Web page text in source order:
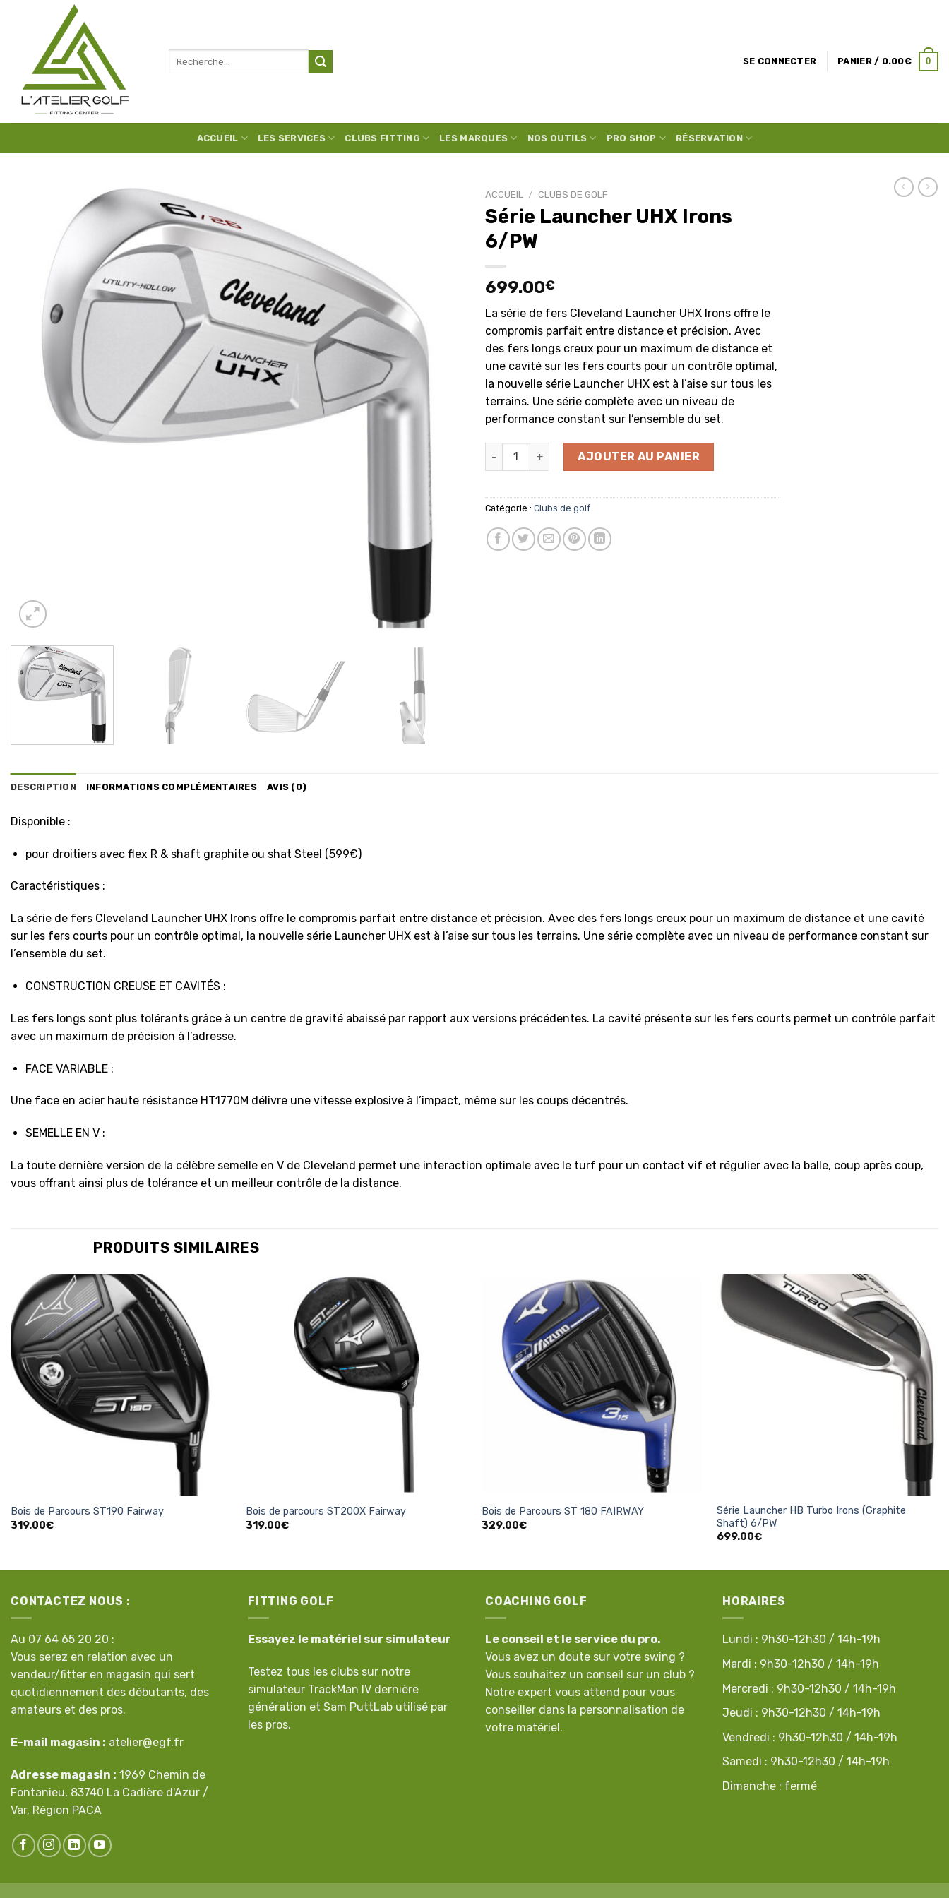
SE CONNECTER PANIER / 0.00€ 0
ACCUEIL LES SERVICES CLUBS FITTING LES MARQUES NOS OUTILS PRO SHOP RÉSERVATION
ACCUEIL / CLUBS DE GOLF
Série Launcher UHX Irons
6/PW
699.00€
La série de fers Cleveland Launcher UHX Irons offre le
compromis parfait entre distance et précision. Avec
des fers longs creux pour un maximum de distance et
une cavité sur les fers courts pour un contrôle optimal,
la nouvelle série Launcher UHX est à l’aise sur tous les
terrains. Une série complète avec un niveau de
performance constant sur l’ensemble du set.
quantité de Série Launcher UHX Irons 6/PW
AJOUTER AU PANIER
Catégorie : Clubs de golf
DESCRIPTION INFORMATIONS COMPLÉMENTAIRES AVIS (0)
Disponible :
pour droitiers avec flex R & shaft graphite ou shat Steel (599€)
Caractéristiques :
La série de fers Cleveland Launcher UHX Irons offre le compromis parfait entre distance et précision. Avec des fers longs creux pour un maximum de distance et une cavité
sur les fers courts pour un contrôle optimal, la nouvelle série Launcher UHX est à l’aise sur tous les terrains. Une série complète avec un niveau de performance constant sur
l’ensemble du set.
CONSTRUCTION CREUSE ET CAVITÉS :
Les fers longs sont plus tolérants grâce à un centre de gravité abaissé par rapport aux versions précédentes. La cavité présente sur les fers courts permet un contrôle parfait
avec un maximum de précision à l’adresse.
FACE VARIABLE :
Une face en acier haute résistance HT1770M délivre une vitesse explosive à l’impact, même sur les coups décentrés.
SEMELLE EN V :
La toute dernière version de la célèbre semelle en V de Cleveland permet une interaction optimale avec le turf pour un contact vif et régulier avec la balle, coup après coup,
vous offrant ainsi plus de tolérance et un meilleur contrôle de la distance.
PRODUITS SIMILAIRES
Ajouter
à la
liste
d’envies
Bois de Parcours ST190 Fairway
319.00€
Bois de parcours ST200X Fairway
319.00€
d’envies
Bois de Parcours ST 180 FAIRWAY
329.00€
Ajouter
à la
liste
d’envies
Série Launcher HB Turbo Irons (Graphite
Shaft) 6/PW
699.00€
CONTACTEZ NOUS :
Au 07 64 65 20 20 :
Vous serez en relation avec un
vendeur/fitter en magasin qui sert
quotidiennement des débutants, des
amateurs et des pros.
E-mail magasin : atelier@egf.fr
Adresse magasin : 1969 Chemin de
Fontanieu, 83740 La Cadière d'Azur /
Var, Région PACA
FITTING GOLF
Essayez le matériel sur simulateur
Testez tous les clubs sur notre
simulateur TrackMan IV dernière
génération et Sam PuttLab utilisé par
les pros.
COACHING GOLF
Le conseil et le service du pro.
Vous avez un doute sur votre swing ?
Vous souhaitez un conseil sur un club ?
Notre expert vous attend pour vous
conseiller dans la personnalisation de
votre matériel.
HORAIRES
Lundi : 9h30-12h30 / 14h-19h
Mardi : 9h30-12h30 / 14h-19h
Mercredi : 9h30-12h30 / 14h-19h
Jeudi : 9h30-12h30 / 14h-19h
Vendredi : 9h30-12h30 / 14h-19h
Samedi : 9h30-12h30 / 14h-19h
Dimanche : fermé